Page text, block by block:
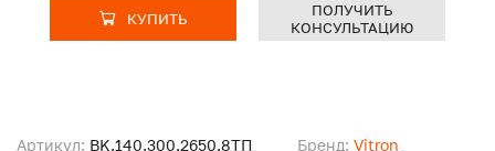
Артикул: BK.140.300.2650.8ТП Бренд: Vitron
КУПИТЬ
ПОЛУЧИТЬ
КОНСУЛЬТАЦИЮ